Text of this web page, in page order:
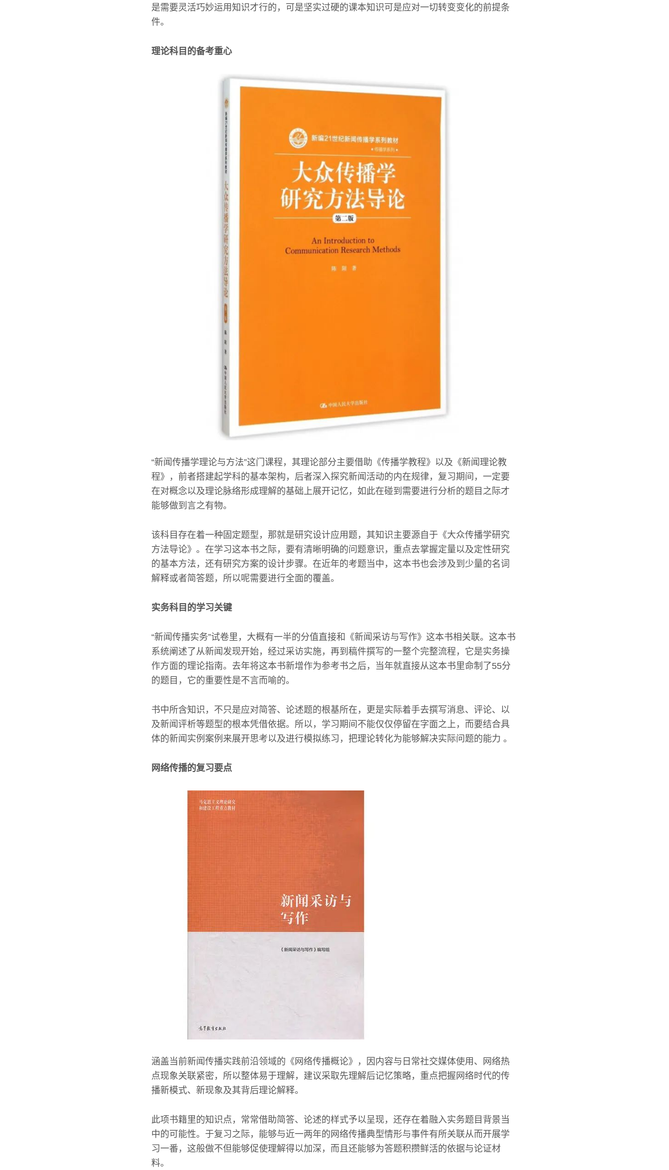
是需要灵活巧妙运用知识才行的，可是坚实过硬的课本知识可是应对一切转变变化的前提条
件。
理论科目的备考重心
“新闻传播学理论与方法”这门课程，其理论部分主要借助《传播学教程》以及《新闻理论教
程》，前者搭建起学科的基本架构，后者深入探究新闻活动的内在规律，复习期间，一定要
在对概念以及理论脉络形成理解的基础上展开记忆，如此在碰到需要进行分析的题目之际才
能够做到言之有物。
该科目存在着一种固定题型，那就是研究设计应用题，其知识主要源自于《大众传播学研究
方法导论》。在学习这本书之际，要有清晰明确的问题意识，重点去掌握定量以及定性研究
的基本方法，还有研究方案的设计步骤。在近年的考题当中，这本书也会涉及到少量的名词
解释或者简答题，所以呢需要进行全面的覆盖。
实务科目的学习关键
“新闻传播实务”试卷里，大概有一半的分值直接和《新闻采访与写作》这本书相关联。这本书
系统阐述了从新闻发现开始，经过采访实施，再到稿件撰写的一整个完整流程，它是实务操
作方面的理论指南。去年将这本书新增作为参考书之后，当年就直接从这本书里命制了55分
的题目，它的重要性是不言而喻的。
书中所含知识，不只是应对简答、论述题的根基所在，更是实际着手去撰写消息、评论、以
及新闻评析等题型的根本凭借依据。所以，学习期间不能仅仅停留在字面之上，而要结合具
体的新闻实例案例来展开思考以及进行模拟练习，把理论转化为能够解决实际问题的能力 。
网络传播的复习要点
涵盖当前新闻传播实践前沿领域的《网络传播概论》，因内容与日常社交媒体使用、网络热
点现象关联紧密，所以整体易于理解，建议采取先理解后记忆策略，重点把握网络时代的传
播新模式、新现象及其背后理论解释。
此项书籍里的知识点，常常借助简答、论述的样式予以呈现，还存在着融入实务题目背景当
中的可能性。于复习之际，能够与近一两年的网络传播典型情形与事件有所关联从而开展学
习一番，这般做不但能够促使理解得以加深，而且还能够为答题积攒鲜活的依据与论证材
料。